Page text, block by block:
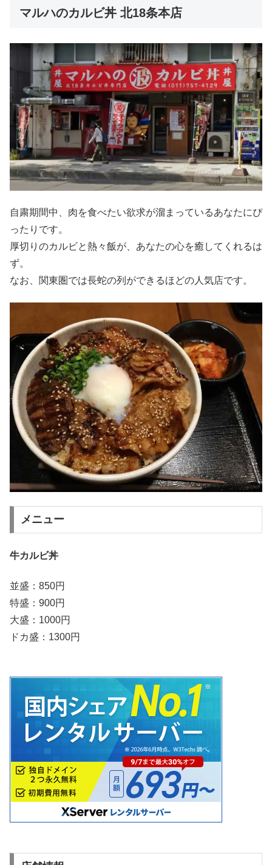
マルハのカルビ丼 北18条本店
自粛期間中、肉を食べたい欲求が溜まっているあなたにぴ
ったりです。
厚切りのカルビと熱々飯が、あなたの心を癒してくれるは
ず。
なお、関東圏では長蛇の列ができるほどの人気店です。
メニュー
牛カルビ丼
並盛：850円
特盛：900円
大盛：1000円
ドカ盛：1300円